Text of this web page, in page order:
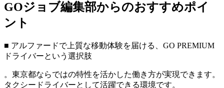
GOジョブ編集部からのおすすめポイ
ント
■ アルファードで上質な移動体験を届ける、GO PREMIUM
ドライバーという選択肢
。東京都ならではの特性を活かした働き方が実現できます。
タクシードライバーとして活躍できる環境です。